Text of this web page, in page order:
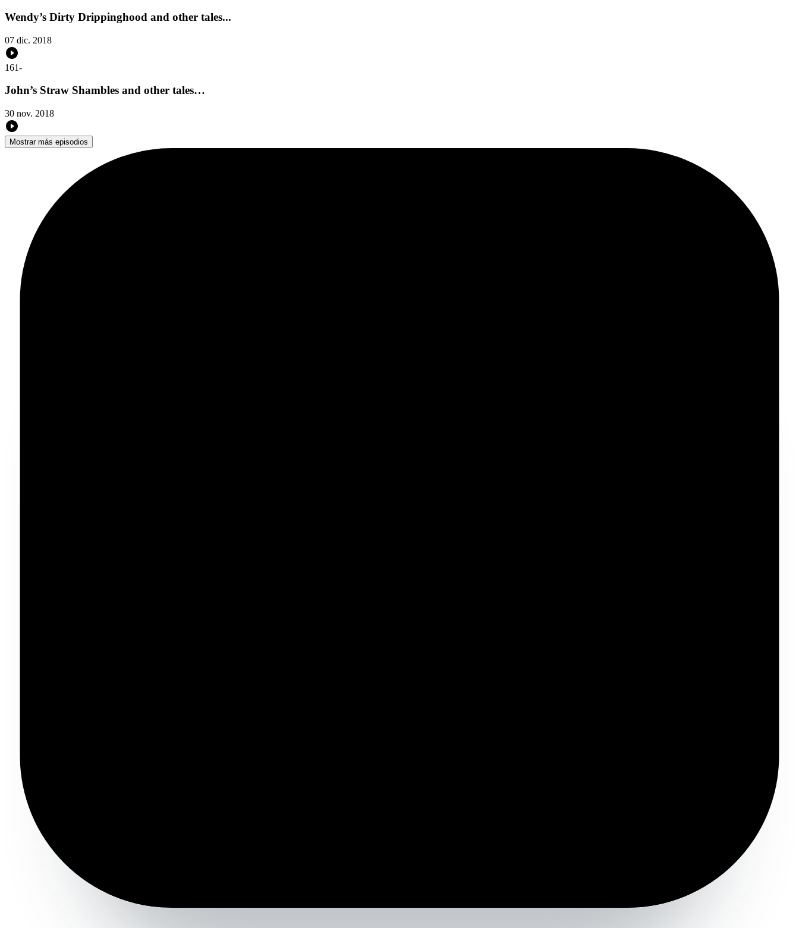
Wendy’s Dirty Drippinghood and other tales...
07 dic. 2018
161-
John’s Straw Shambles and other tales…
30 nov. 2018
Mostrar más episodios